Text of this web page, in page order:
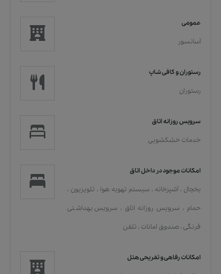
عمومی
آسانسور
رستوران و کافی شاپ
رستوران
سرویس روزانه اتاق
خدمات خشکشویی
امکانات موجود در داخل اتاق
یخچال ، آشپزخانه ، سیستم تهویه هوا ، تلویزیون ،
حمام ، سرویس روزانه اتاق ، سرویس بهداشتی
فرنگی ، صندوق امانات ، تلفن
امکانات رفاهی و تفریحی هتل